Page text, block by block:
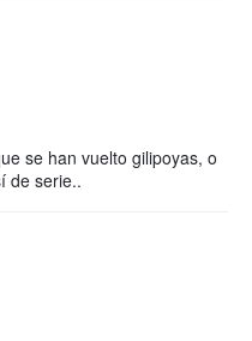
se han vuelto gilipoyas, o
de serie..